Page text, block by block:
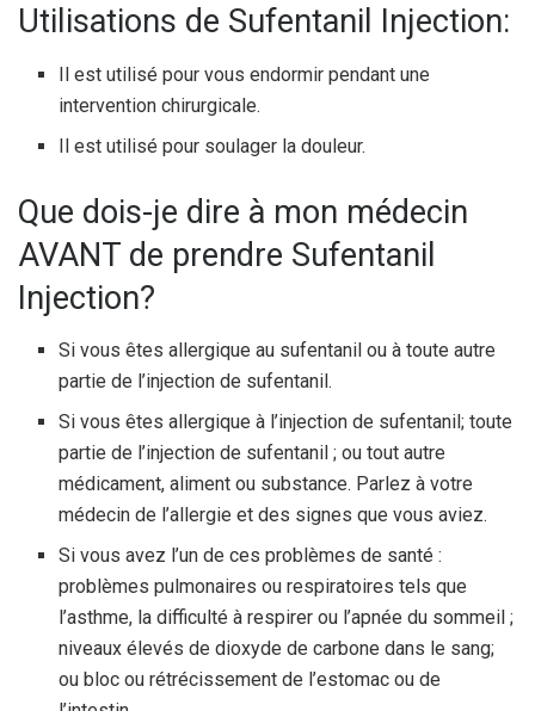
Utilisations de Sufentanil Injection:
Il est utilisé pour vous endormir pendant une
intervention chirurgicale.
Il est utilisé pour soulager la douleur.
Que dois-je dire à mon médecin
AVANT de prendre Sufentanil
Injection?
Si vous êtes allergique au sufentanil ou à toute autre
partie de l’injection de sufentanil.
Si vous êtes allergique à l’injection de sufentanil; toute
partie de l’injection de sufentanil ; ou tout autre
médicament, aliment ou substance. Parlez à votre
médecin de l’allergie et des signes que vous aviez.
Si vous avez l’un de ces problèmes de santé :
problèmes pulmonaires ou respiratoires tels que
l’asthme, la difficulté à respirer ou l’apnée du sommeil ;
niveaux élevés de dioxyde de carbone dans le sang;
ou bloc ou rétrécissement de l’estomac ou de